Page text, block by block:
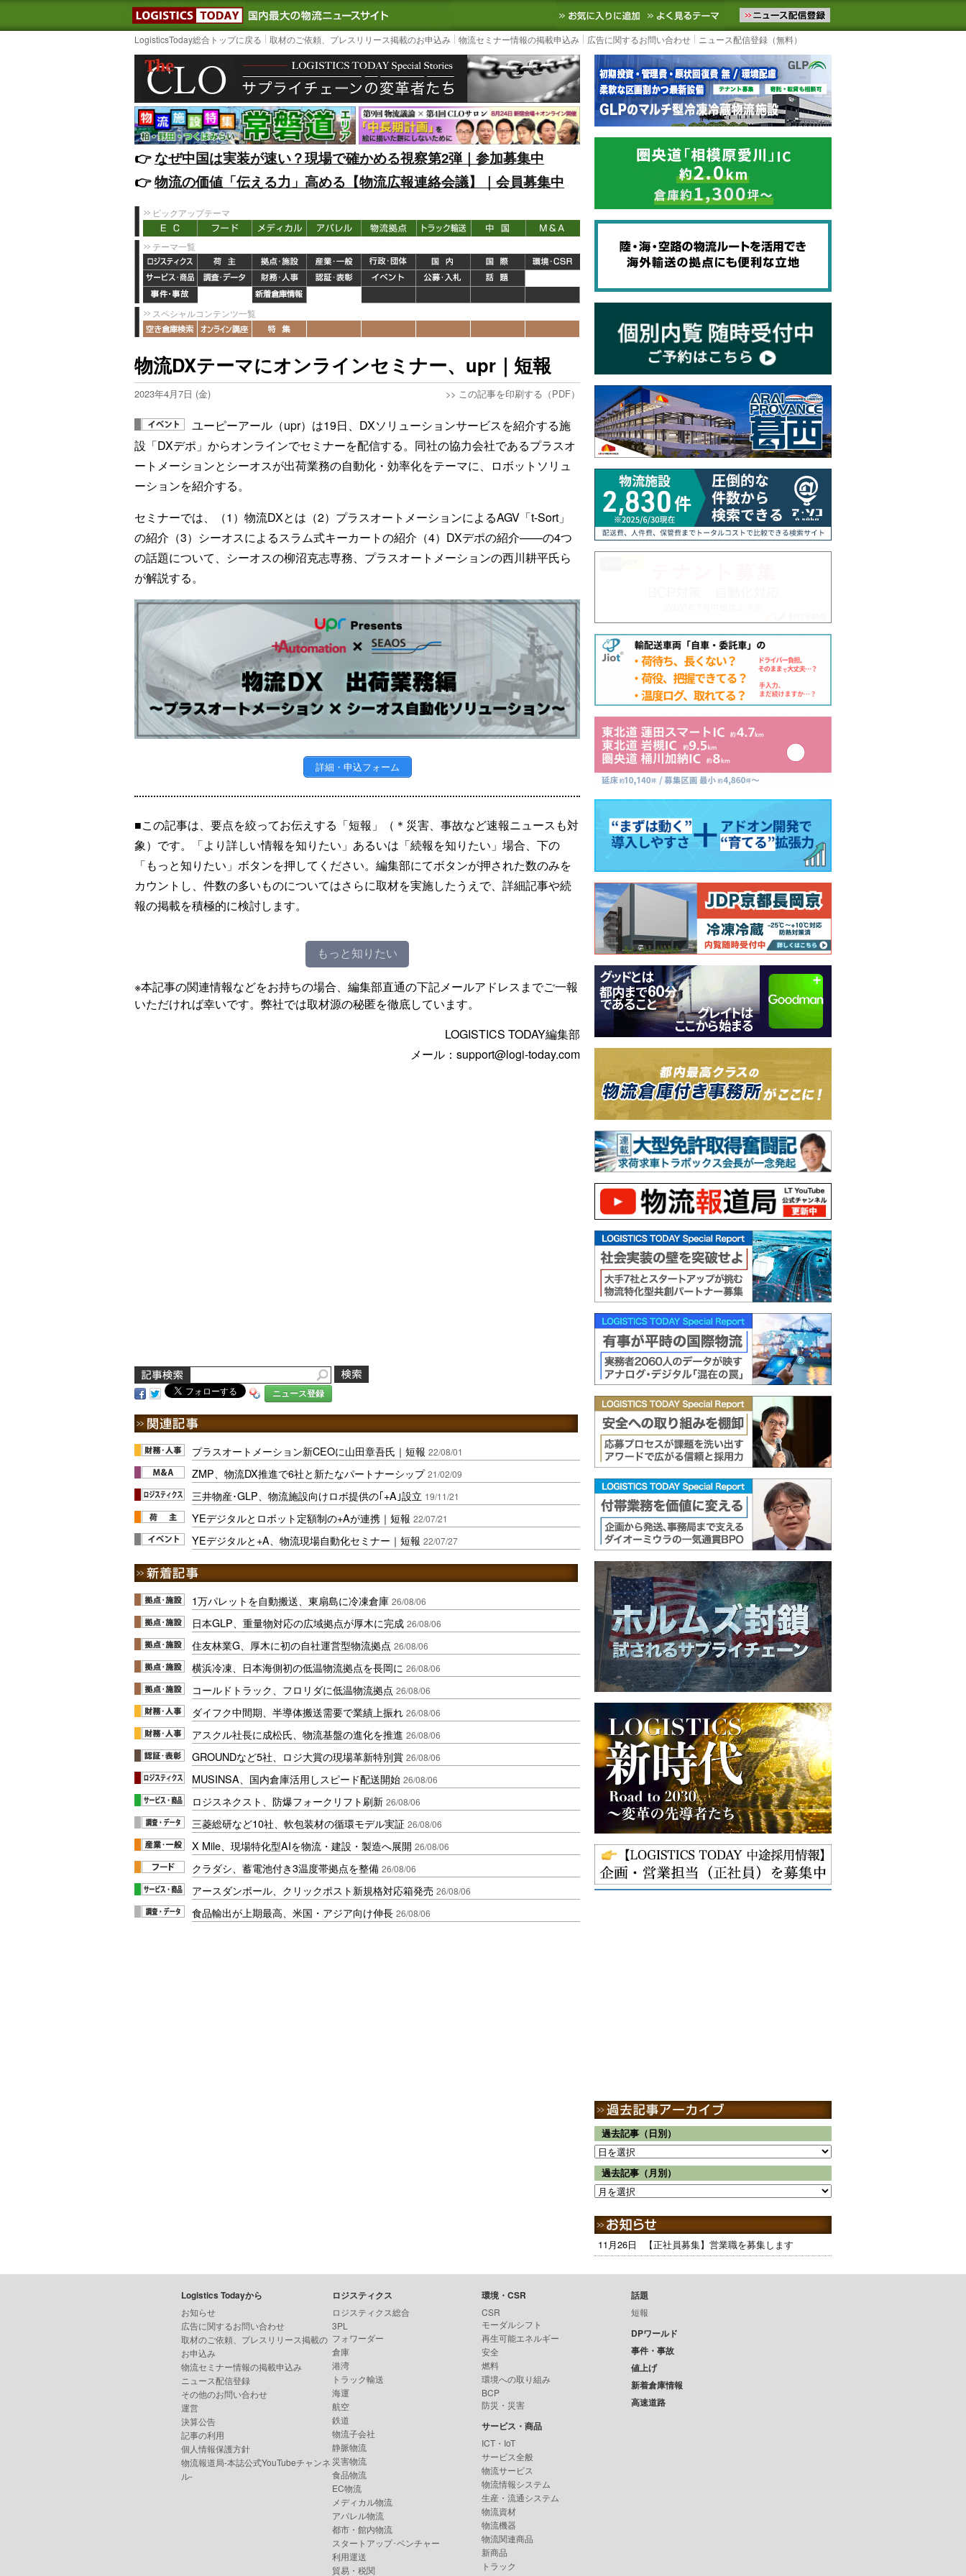
LOGISTICS TODAY｜国内最大の物流ニュースサイト3PL, SCMなど国内外の最新の物流ニュースをお届けします。物流ニュースメール配信を登録す
お気に入りに追加 よく見るテーマ
LogisticsToday総合トップに戻る 取材のご依頼、プレスリリース掲載のお申込み 物流セミナー情報の掲載申込み 広告に関するお問い合わせ ニュース配信登録（無料）
👉️なぜ中国は実装が速い？現場で確かめる視察第2弾｜参加募集中
👉️物流の価値「伝える力」高める【物流広報連絡会議】｜会員募集中
ピックアップテーマ
テーマ一覧
スペシャルコンテンツ一覧
物流DXテーマにオンラインセミナー、upr｜短報
2023年4月7日 (金) >> この記事を印刷する（PDF）
ユーピーアール（upr）は19日、DXソリューションサービスを紹介する施
設「DXデポ」からオンラインでセミナーを配信する。同社の協力会社であるプラスオ
ートメーションとシーオスが出荷業務の自動化・効率化をテーマに、ロボットソリュ
ーションを紹介する。
セミナーでは、（1）物流DXとは（2）プラスオートメーションによるAGV「t-Sort」
の紹介（3）シーオスによるスラム式キーカートの紹介（4）DXデポの紹介——の4つ
の話題について、シーオスの柳沼克志専務、プラスオートメーションの西川耕平氏ら
が解説する。
詳細・申込フォーム
■この記事は、要点を絞ってお伝えする「短報」（＊災害、事故など速報ニュースも対
象）です。「より詳しい情報を知りたい」あるいは「続報を知りたい」場合、下の
「もっと知りたい」ボタンを押してください。編集部にてボタンが押された数のみを
カウントし、件数の多いものについてはさらに取材を実施したうえで、詳細記事や続
報の掲載を積極的に検討します。
もっと知りたい
※本記事の関連情報などをお持ちの場合、編集部直通の下記メールアドレスまでご一報
いただければ幸いです。弊社では取材源の秘匿を徹底しています。
LOGISTICS TODAY編集部
メール：support@logi-today.com
ニュース登録
プラスオートメーション新CEOに山田章吾氏｜短報 22/08/01
ZMP、物流DX推進で6社と新たなパートナーシップ 21/02/09
三井物産･GLP、物流施設向けロボ提供の｢+A｣設立 19/11/21
YEデジタルとロボット定額制の+Aが連携｜短報 22/07/21
YEデジタルと+A、物流現場自動化セミナー｜短報 22/07/27
1万パレットを自動搬送、東扇島に冷凍倉庫 26/08/06
日本GLP、重量物対応の広域拠点が厚木に完成 26/08/06
住友林業G、厚木に初の自社運営型物流拠点 26/08/06
横浜冷凍、日本海側初の低温物流拠点を長岡に 26/08/06
コールドトラック、フロリダに低温物流拠点 26/08/06
ダイフク中間期、半導体搬送需要で業績上振れ 26/08/06
アスクル社長に成松氏、物流基盤の進化を推進 26/08/06
GROUNDなど5社、ロジ大賞の現場革新特別賞 26/08/06
MUSINSA、国内倉庫活用しスピード配送開始 26/08/06
ロジスネクスト、防爆フォークリフト刷新 26/08/06
三菱総研など10社、軟包装材の循環モデル実証 26/08/06
X Mile、現場特化型AIを物流・建設・製造へ展開 26/08/06
クラダシ、蓄電池付き3温度帯拠点を整備 26/08/06
アースダンボール、クリックポスト新規格対応箱発売 26/08/06
食品輸出が上期最高、米国・アジア向け伸長 26/08/06
過去記事（日別）
過去記事（月別）
11月26日 【正社員募集】営業職を募集します
Logistics Todayから
お知らせ
広告に関するお問い合わせ
取材のご依頼、プレスリリース掲載の
お申込み
物流セミナー情報の掲載申込み
ニュース配信登録
その他のお問い合わせ
運営
決算公告
記事の利用
個人情報保護方針
物流報道局-本誌公式YouTubeチャンネ
ル-
ロジスティクス
ロジスティクス総合
3PL
フォワーダー
倉庫
港湾
トラック輸送
海運
航空
鉄道
物流子会社
静脈物流
災害物流
食品物流
EC物流
メディカル物流
アパレル物流
都市・館内物流
スタートアップ･ベンチャー
利用運送
貿易・税関
環境・CSR
CSR
モーダルシフト
再生可能エネルギー
安全
燃料
環境への取り組み
BCP
防災・災害
サービス・商品
ICT・IoT
サービス全般
物流サービス
物流情報システム
生産・流通システム
物流資材
物流機器
物流関連商品
新商品
トラック
話題
短報
DPワールド
事件・事故
値上げ
新着倉庫情報
高速道路